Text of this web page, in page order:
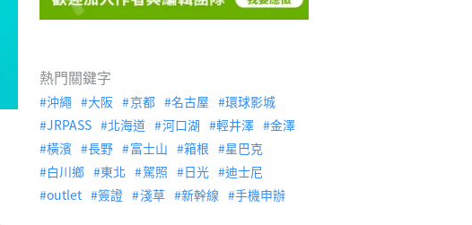
熱門關鍵字
沖繩 大阪 京都 名古屋
環球影城
JRPASS
北海道 河口湖 輕井澤
金澤
橫濱
長野 富士山 箱根
星巴克
白川鄉
東北 駕照 日光
迪士尼
outlet
簽證 淺草 新幹線 手機申辦